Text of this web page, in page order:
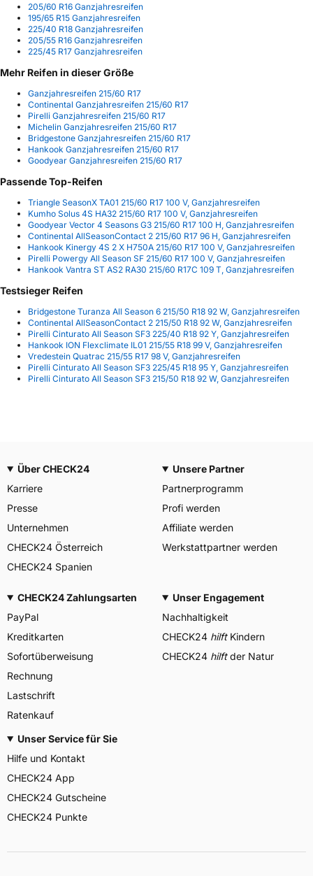
205/60 R16 Ganzjahresreifen
195/65 R15 Ganzjahresreifen
225/40 R18 Ganzjahresreifen
205/55 R16 Ganzjahresreifen
225/45 R17 Ganzjahresreifen
Mehr Reifen in dieser Größe
Ganzjahresreifen 215/60 R17
Continental Ganzjahresreifen 215/60 R17
Pirelli Ganzjahresreifen 215/60 R17
Michelin Ganzjahresreifen 215/60 R17
Bridgestone Ganzjahresreifen 215/60 R17
Hankook Ganzjahresreifen 215/60 R17
Goodyear Ganzjahresreifen 215/60 R17
Passende Top-Reifen
Triangle SeasonX TA01 215/60 R17 100 V, Ganzjahresreifen
Kumho Solus 4S HA32 215/60 R17 100 V, Ganzjahresreifen
Goodyear Vector 4 Seasons G3 215/60 R17 100 H, Ganzjahresreifen
Continental AllSeasonContact 2 215/60 R17 96 H, Ganzjahresreifen
Hankook Kinergy 4S 2 X H750A 215/60 R17 100 V, Ganzjahresreifen
Pirelli Powergy All Season SF 215/60 R17 100 V, Ganzjahresreifen
Hankook Vantra ST AS2 RA30 215/60 R17C 109 T, Ganzjahresreifen
Testsieger Reifen
Bridgestone Turanza All Season 6 215/50 R18 92 W, Ganzjahresreifen
Continental AllSeasonContact 2 215/50 R18 92 W, Ganzjahresreifen
Pirelli Cinturato All Season SF3 225/40 R18 92 Y, Ganzjahresreifen
Hankook ION Flexclimate IL01 215/55 R18 99 V, Ganzjahresreifen
Vredestein Quatrac 215/55 R17 98 V, Ganzjahresreifen
Pirelli Cinturato All Season SF3 225/45 R18 95 Y, Ganzjahresreifen
Pirelli Cinturato All Season SF3 215/50 R18 92 W, Ganzjahresreifen
Über CHECK24
Karriere
Presse
Unternehmen
CHECK24 Österreich
CHECK24 Spanien
Unsere Partner
Partnerprogramm
Profi werden
Affiliate werden
Werkstattpartner werden
CHECK24 Zahlungsarten
PayPal
Kreditkarten
Sofortüberweisung
Rechnung
Lastschrift
Ratenkauf
Unser Engagement
Nachhaltigkeit
CHECK24 hilftKindern
CHECK24 hilftder Natur
Unser Service für Sie
Hilfe und Kontakt
CHECK24 App
CHECK24 Gutscheine
CHECK24 Punkte